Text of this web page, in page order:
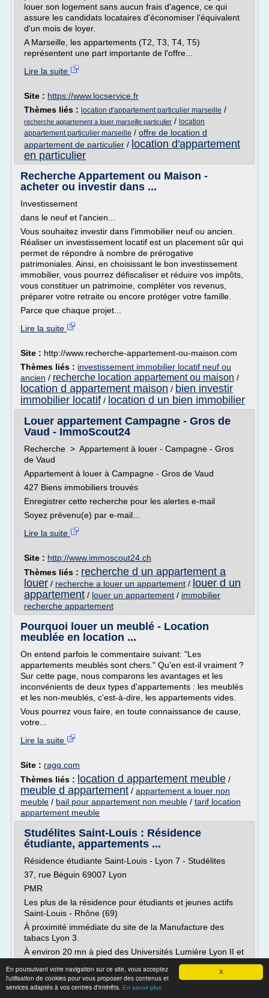
X
En poursuivant votre navigation sur ce site, vous acceptez
l'utilisation de cookies pour vous proposer des contenus et
services adaptés à vos centres d'intérêts. En savoir plus
louer son logement sans aucun frais d'agence, ce qui
assure les candidats locataires d'économiser l'équivalent
d'un mois de loyer.
A Marseille, les appartements (T2, T3, T4, T5)
représentent une part importante de l'offre...
Lire la suite
Site : https://www.locservice.fr
Thèmes liés : location d'appartement particulier marseille /
recherche appartement a louer marseille particulier / location
appartement particulier marseille / offre de location d
appartement de particulier / location d'appartement
en particulier
Recherche Appartement ou Maison -
acheter ou investir dans ...
Investissement
dans le neuf et l'ancien...
Vous souhaitez investir dans l'immobilier neuf ou ancien.
Réaliser un investissement locatif est un placement sûr qui
permet de répondre à nombre de prérogative
patrimoniales. Ainsi, en choisissant le bon investissement
immobilier, vous pourrez défiscaliser et réduire vos impôts,
vous constituer un patrimoine, compléter vos revenus,
préparer votre retraite ou encore protéger votre famille.
Parce que chaque projet...
Lire la suite
Site : http://www.recherche-appartement-ou-maison.com
Thèmes liés : investissement immobilier locatif neuf ou
ancien / recherche location appartement ou maison /
location d appartement maison / bien investir
immobilier locatif / location d un bien immobilier
Louer appartement Campagne - Gros de
Vaud - ImmoScout24
Recherche > Appartement à louer - Campagne - Gros
de Vaud
Appartement à louer à Campagne - Gros de Vaud
427 Biens immobiliers trouvés
Enregistrer cette recherche pour les alertes e-mail
Soyez prévenu(e) par e-mail...
Lire la suite
Site : http://www.immoscout24.ch
Thèmes liés : recherche d un appartement a
louer / recherche a louer un appartement / louer d un
appartement / louer un appartement / immobilier
recherche appartement
Pourquoi louer un meublé - Location
meublée en location ...
On entend parfois le commentaire suivant: "Les
appartements meublés sont chers." Qu'en est-il vraiment ?
Sur cette page, nous comparons les avantages et les
inconvénients de deux types d'appartements : les meublés
et les non-meublés, c'est-à-dire, les appartements vides.
Vous pourrez vous faire, en toute connaissance de cause,
votre...
Lire la suite
Site : ragq.com
Thèmes liés : location d appartement meuble /
meuble d appartement / appartement a louer non
meuble / bail pour appartement non meuble / tarif location
appartement meuble
Studélites Saint-Louis : Résidence
étudiante, appartements ...
Résidence étudiante Saint-Louis - Lyon 7 - Studélites
37, rue Béguin 69007 Lyon
PMR
Les plus de la résidence pour étudiants et jeunes actifs
Saint-Louis - Rhône (69)
À proximité immédiate du site de la Manufacture des
tabacs Lyon 3.
À environ 20 mn à pied des Universités Lumière Lyon II et
En face du nouveau parc urbain Blandan (17 ha).
Au coeur d'un quartier...